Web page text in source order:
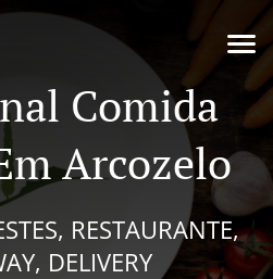
Comida
Arcozelo
RESTAURANTE,
DELIVERY